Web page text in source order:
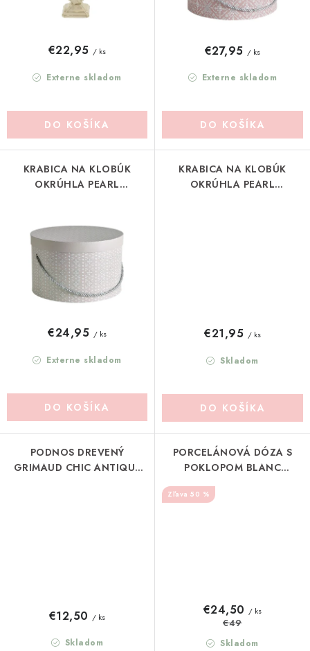
Externe skladom
€22,95 / ks
DO KOŠÍKA
Externe skladom
€27,95 / ks
DO KOŠÍKA
KRABICA NA KLOBÚK
OKRÚHLA PEARL
Externe skladom
€24,95 / ks
DO KOŠÍKA
KRABICA NA KLOBÚK
OKRÚHLA PEARL
Skladom
€21,95 / ks
DO KOŠÍKA
PODNOS DREVENÝ
GRIMAUD CHIC ANTIQUE
Skladom
€12,50 / ks
PORCELÁNOVÁ DÓZA S
POKLOPOM BLANC
50 %
Skladom
€24,50 / ks
€49